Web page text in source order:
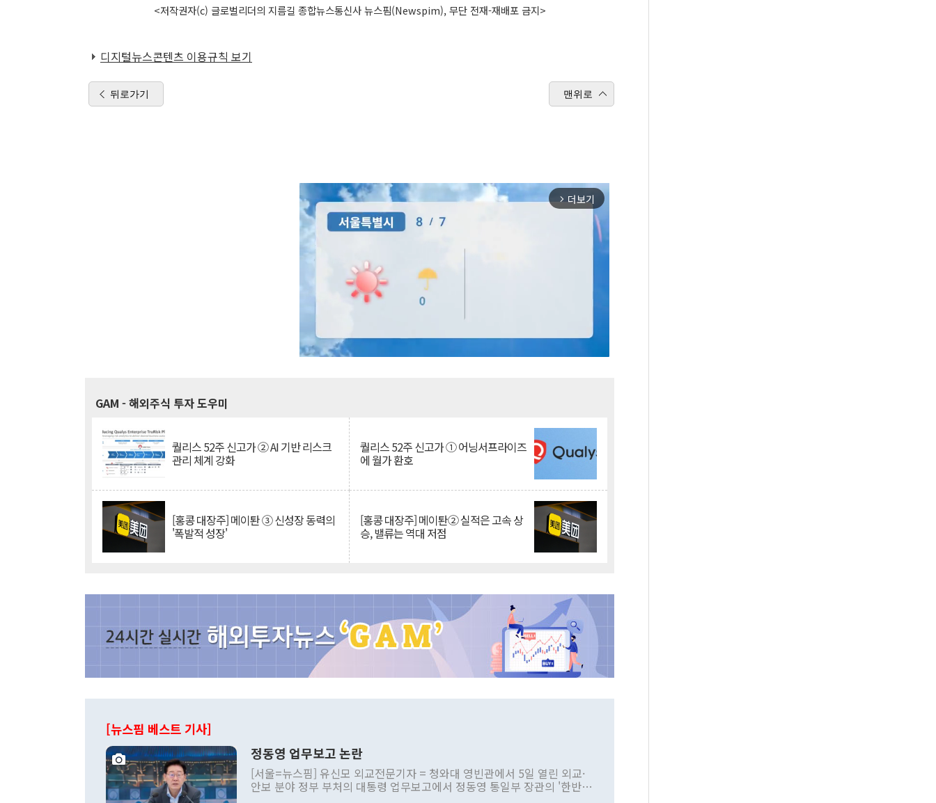
<저작권자(c) 글로벌리더의 지름길 종합뉴스통신사 뉴스핌(Newspim), 무단 전재-재배포 금지>
디지털뉴스콘텐츠 이용규칙 보기
뒤로가기 맨위로
arrow_forward_ios 더보기
GAM - 해외주식 투자 도우미
퀄리스 52주 신고가 ② AI 기반 리스크
관리 체계 강화
퀄리스 52주 신고가 ① 어닝서프라이즈
에 월가 환호
[홍콩 대장주] 메이퇀 ③ 신성장 동력의
'폭발적 성장'
[홍콩 대장주] 메이퇀② 실적은 고속 상
승, 밸류는 역대 저점
[뉴스핌 베스트 기사]
정동영 업무보고 논란
[서울=뉴스핌] 유신모 외교전문기자 = 청와대 영빈관에서 5일 열린 외교·
안보 분야 정부 부처의 대통령 업무보고에서 정동영 통일부 장관의 '한반도